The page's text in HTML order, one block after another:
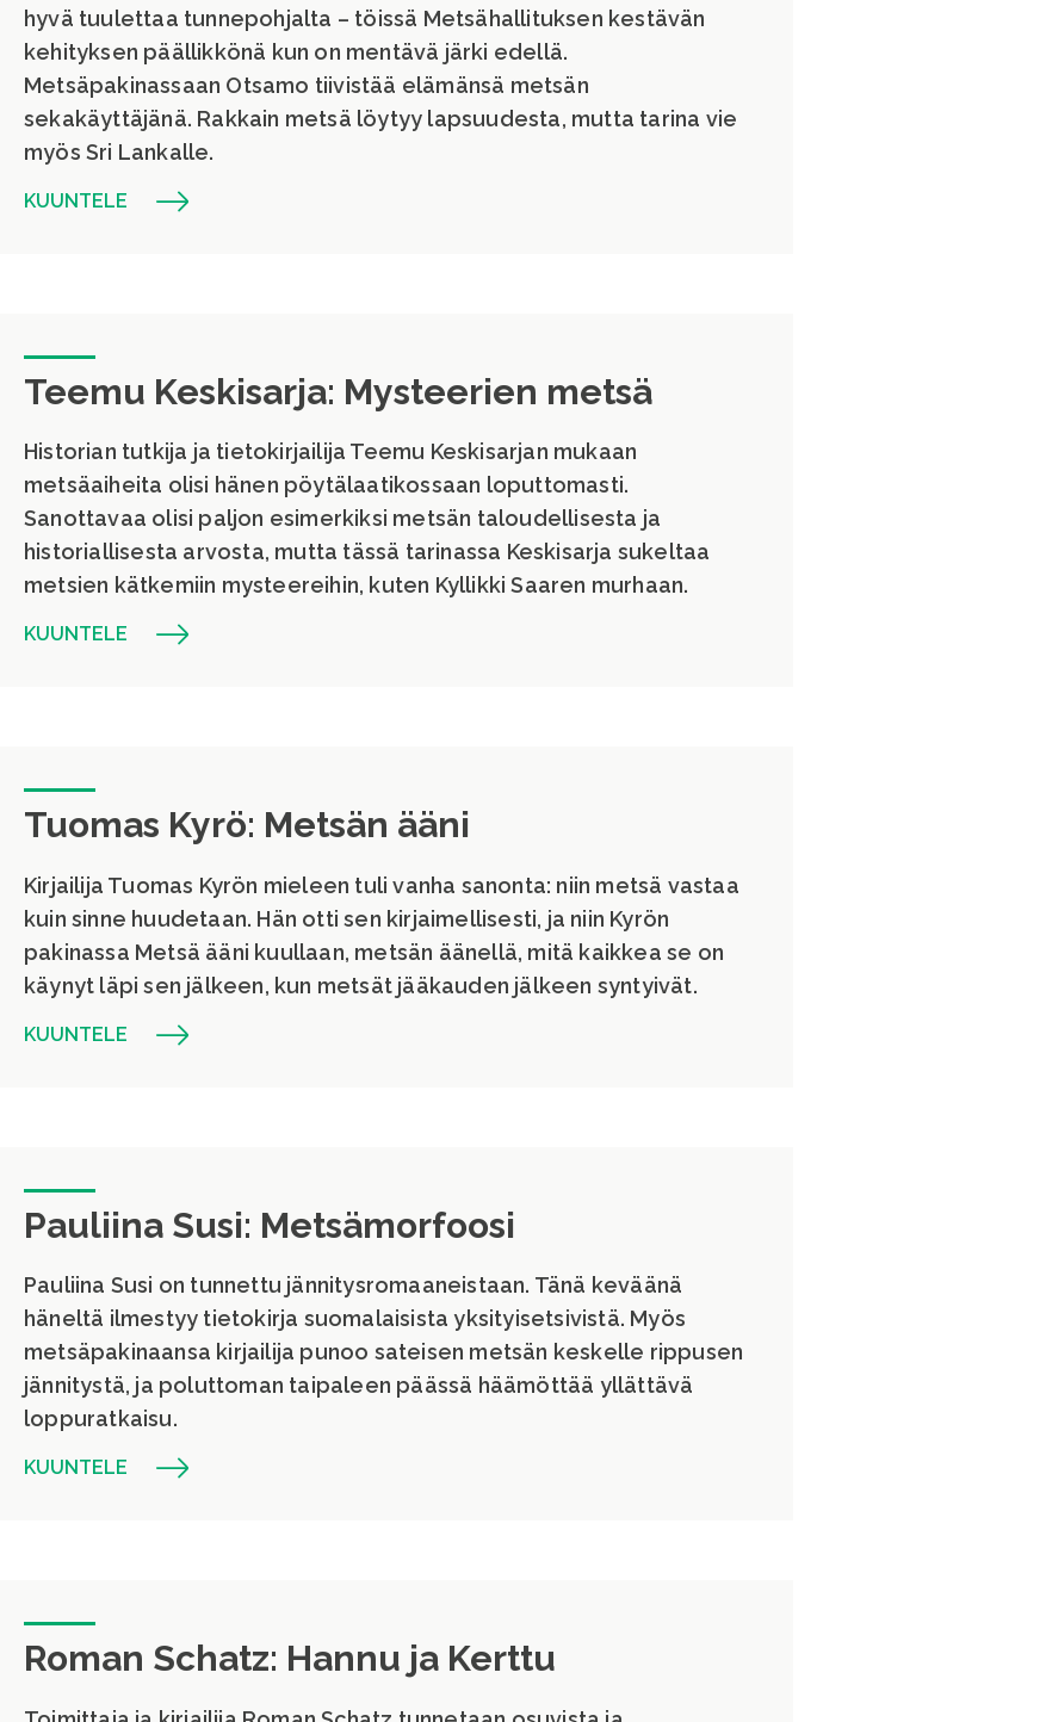
hyvä tuulettaa tunnepohjalta – töissä Metsähallituksen kestävän
kehityksen päällikkönä kun on mentävä järki edellä.
Metsäpakinassaan Otsamo tiivistää elämänsä metsän
sekakäyttäjänä. Rakkain metsä löytyy lapsuudesta, mutta tarina vie
myös Sri Lankalle.
KUUNTELE
Teemu Keskisarja: Mysteerien metsä
Historian tutkija ja tietokirjailija Teemu Keskisarjan mukaan
metsäaiheita olisi hänen pöytälaatikossaan loputtomasti.
Sanottavaa olisi paljon esimerkiksi metsän taloudellisesta ja
historiallisesta arvosta, mutta tässä tarinassa Keskisarja sukeltaa
metsien kätkemiin mysteereihin, kuten Kyllikki Saaren murhaan.
KUUNTELE
Tuomas Kyrö: Metsän ääni
Kirjailija Tuomas Kyrön mieleen tuli vanha sanonta: niin metsä vastaa
kuin sinne huudetaan. Hän otti sen kirjaimellisesti, ja niin Kyrön
pakinassa Metsä ääni kuullaan, metsän äänellä, mitä kaikkea se on
käynyt läpi sen jälkeen, kun metsät jääkauden jälkeen syntyivät.
KUUNTELE
Pauliina Susi: Metsämorfoosi
Pauliina Susi on tunnettu jännitysromaaneistaan. Tänä keväänä
häneltä ilmestyy tietokirja suomalaisista yksityisetsivistä. Myös
metsäpakinaansa kirjailija punoo sateisen metsän keskelle rippusen
jännitystä, ja poluttoman taipaleen päässä häämöttää yllättävä
loppuratkaisu.
KUUNTELE
Roman Schatz: Hannu ja Kerttu